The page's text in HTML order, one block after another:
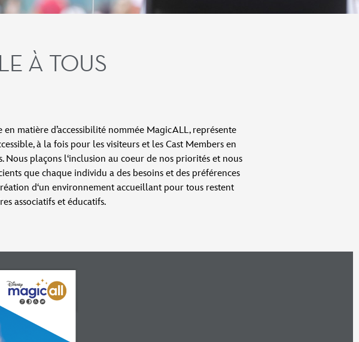
À TOUS
matière d’accessibilité nommée MagicALL, représente
à la fois pour les visiteurs et les Cast Members en
plaçons l‘inclusion au coeur de nos priorités et nous
que chaque individu a des besoins et des préférences
d‘un environnement accueillant pour tous restent
associatifs et éducatifs.